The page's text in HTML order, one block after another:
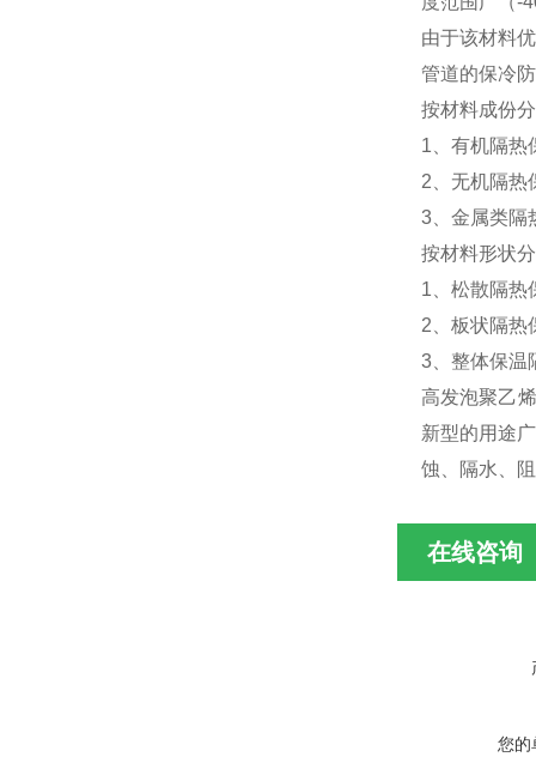
由于该材料
管道的保冷
按材料成份
1、有机隔热
2、无机隔热
3、金属类隔
按材料形状
1、松散隔热
2、板状隔热
3、整体保温
高发泡聚乙
新型的用途
蚀、隔水、
在线咨询
您的